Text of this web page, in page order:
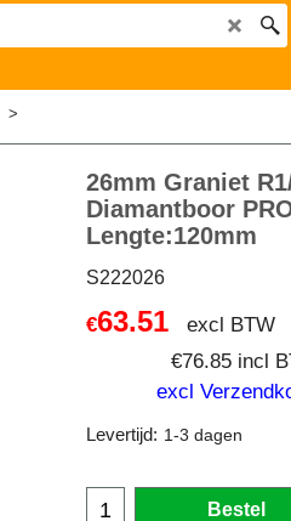
>
26mm Graniet
Diamantboor
Lengte:120mm
S222026
€63.51
excl BTW
€76.85 incl
excl
Levertijd: 1-3 dagen
Bestel